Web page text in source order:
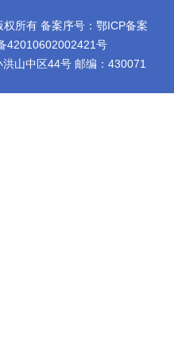
所有 备案序号：鄂ICP备案
42010602002421号
山中区44号 邮编：430071